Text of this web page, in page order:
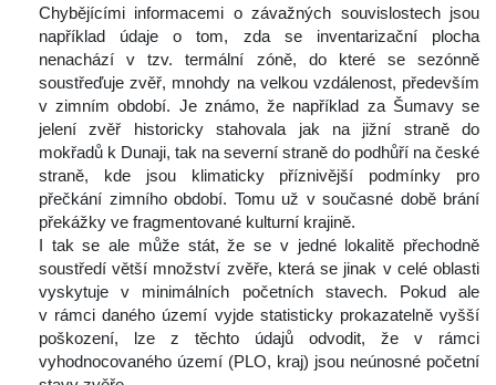
Chybějícími informacemi o závažných souvislostech jsou
například údaje o tom, zda se inventarizační plocha
nenachází v tzv. termální zóně, do které se sezónně
oustřeďuje zvěř, mnohdy na velkou vzdálenost, především
v zimním období. Je známo, že například za Šumavy se
jelení zvěř historicky stahovala jak na jižní straně do
mokřadů k Dunaji, tak na severní straně do podhůří na české
traně, kde jsou klimaticky příznivější podmínky pro
přečkání zimního období. Tomu už v současné době brání
překážky ve fragmentované kulturní krajině.
I tak se ale může stát, že se v jedné lokalitě přechodně
oustředí větší množství zvěře, která se jinak v celé oblasti
vyskytuje v minimálních početních stavech. Pokud ale
v rámci daného území vyjde statisticky prokazatelně vyšší
poškození, lze z těchto údajů odvodit, že v rámci
vyhodnocovaného území (PLO, kraj) jsou neúnosné početní